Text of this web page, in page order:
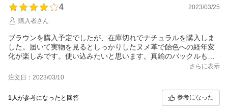
4
2023/03/25
購入者さん
ブラウンを購入予定でしたが、在庫切れでナチュラルを購入しま
した。届いて実物を見るとしっかりしたヌメ革で飴色への経年変
化が楽しみです。使い込みたいと思います。真鍮のバックルも良
さらに表示
注文日：2023/03/10
1人が参考になったと回答 参考になった